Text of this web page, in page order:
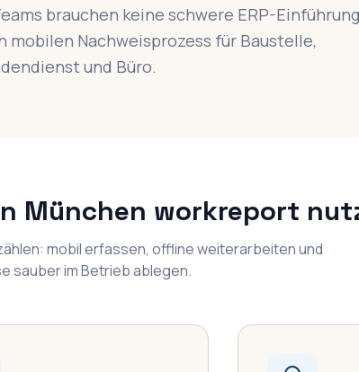
brauchen keine schwere ERP-
Nachweisprozess für Baustelle,
und Büro.
München workreport
mobil erfassen, offline weiterarbeiten und
sauber im Betrieb ablegen.